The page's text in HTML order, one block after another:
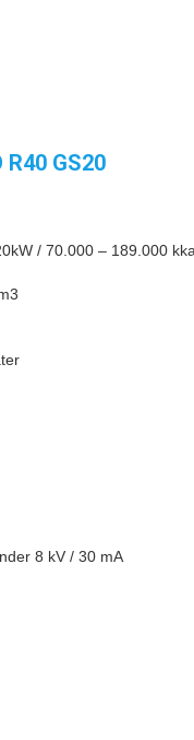
R40 GS20
/ 70.000 – 189.000
8 kV / 30 mA